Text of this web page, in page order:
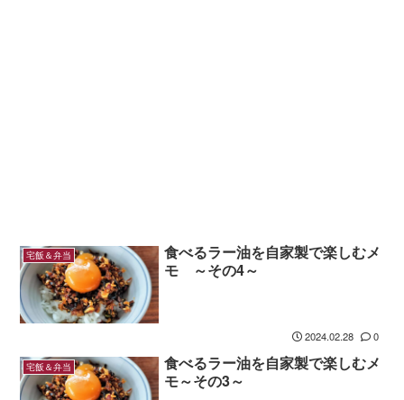
宅飯＆弁当
食べるラー油を自家製で楽しむメ
モ ～その4～
2024.02.28 0
宅飯＆弁当
食べるラー油を自家製で楽しむメ
モ～その3～